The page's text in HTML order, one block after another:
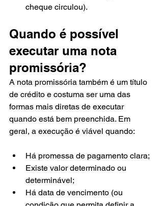
cheque circulou).
Quando é possível
executar uma nota
promissória?
A nota promissória também é um título
de crédito e costuma ser uma das
formas mais diretas de executar
quando está bem preenchida. Em
geral, a execução é viável quando:
Há promessa de pagamento clara;
Existe valor determinado ou
determinável;
Há data de vencimento (ou